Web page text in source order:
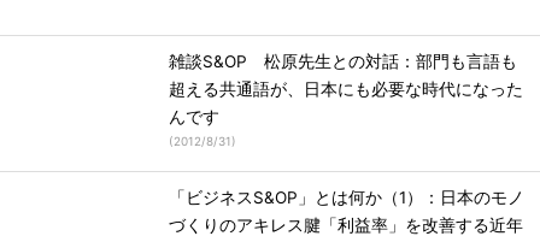
雑談S&OP 松原先生との対話：部門も言語も
超える共通語が、日本にも必要な時代になった
んです
(2012/8/31)
「ビジネスS&OP」とは何か（1）：日本のモノ
づくりのアキレス腱「利益率」を改善する近年